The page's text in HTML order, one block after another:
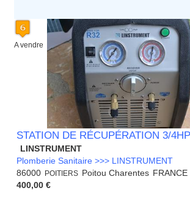
A vendre
STATION DE RÉCUPÉRATION 3/
LINSTRUMENT
Plomberie Sanitaire >>> LINSTRUMENT
86000
POITIERS Poitou Charentes FRANCE
400,00 €